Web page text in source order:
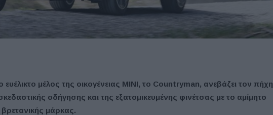
ευέλικτο μέλος της οικογένειας MINI, το Countryman, ανεβάζει τον πήχη
οδήγησης και της εξατομικευμένης φινέτσας με το αμίμητο
μάρκας.